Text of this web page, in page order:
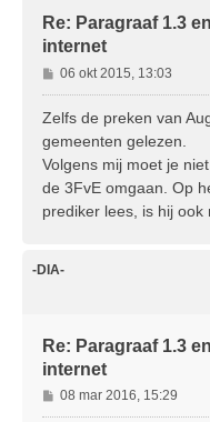
Re: Paragraaf 1.3
internet
B
e
c
h
t
06 okt 2015, 13:03
Zelfs de preken van
gemeenten gelezen.
Volgens mij moet je
de 3FvE omgaan. Op
prediker lees, is hij ook
-DIA-
Re: Paragraaf 1.3
internet
B
e
08 mar 2016, 15:29